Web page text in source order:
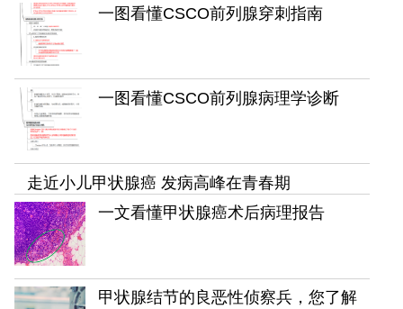
一图看懂CSCO前列腺穿刺指南
一图看懂CSCO前列腺病理学诊断
走近小儿甲状腺癌 发病高峰在青春期
一文看懂甲状腺癌术后病理报告
甲状腺结节的良恶性侦察兵，您了解